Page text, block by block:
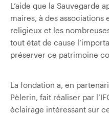
L’aide que la Sauvegarde
maires, à des associations
religieux et les
tout état de cause
préserver ce patrimoine
La fondation a, en
Pèlerin, fait réaliser par
éclairage intéressant sur